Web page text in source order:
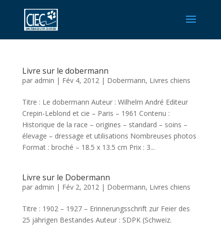
Livre sur le dobermann
par admin | Fév 4, 2012| Dobermann, Livres chiens
Titre : Le dobermann Auteur : Wilhelm André Editeur
Crepin-Leblond et cie – Paris – 1961 Contenu :
Historique de la race – origines – standard – soins –
élevage – dressage et utilisations Nombreuses photos
Format : broché – 18.5 x 13.5 cm Prix : 3...
Livre sur le Dobermann
par admin | Fév 2, 2012| Dobermann, Livres chiens
Titre : 1902 – 1927 – Erinnerungsschrift zur Feier des
25 jährigen Bestandes Auteur : SDPK (Schweiz.